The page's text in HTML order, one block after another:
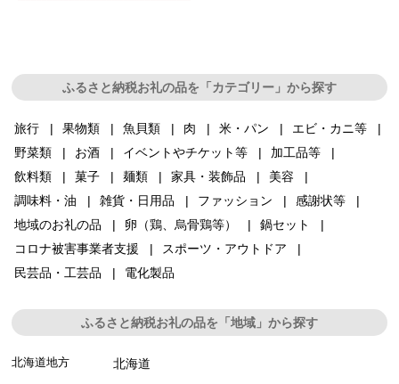
ふるさと納税お礼の品を「カテゴリー」から探す
旅行 果物類 魚貝類 肉 米・パン
エビ・カニ等
野菜類
お酒 イベントやチケット等
加工品等
飲料類
菓子 麺類 家具・装飾品
美容
調味料・油
雑貨・日用品 ファッション
感謝状等
地域のお礼の品
卵（鶏、烏骨鶏等）
鍋セット
コロナ被害事業者支援
スポーツ・アウトドア
民芸品・工芸品
電化製品
ふるさと納税お礼の品を「地域」から探す
北海道地方 北海道